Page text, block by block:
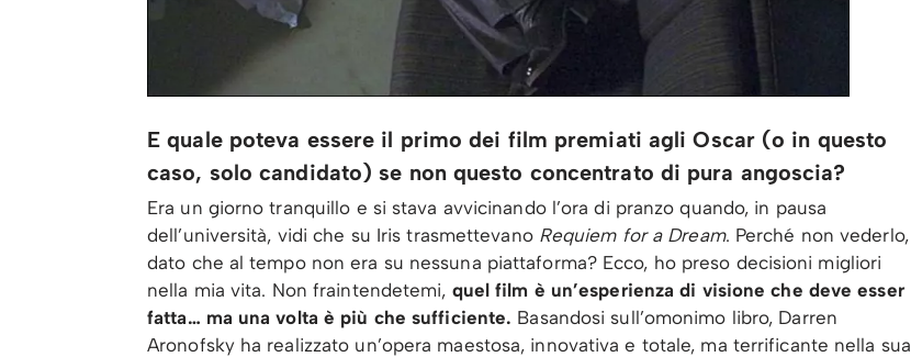
E quale poteva essere il primo dei film premiati agli Oscar (o in questo
caso, solo candidato) se non questo concentrato di pura angoscia?
Era un giorno tranquillo e si stava avvicinando l’ora di pranzo quando, in pausa
dell’università, vidi che su Iris trasmettevanoRequiem for a Dream. Perché non vederlo,
dato che al tempo non era su nessuna piattaforma? Ecco, ho preso decisioni migliori
nella mia vita. Non fraintendetemi, quel film è un’esperienza di visione che deve esser
fatta… ma una volta è più che sufficiente. Basandosi sull’omonimo libro, Darren
Aronofsky ha realizzato un’opera maestosa, innovativa e totale, ma terrificante nella sua